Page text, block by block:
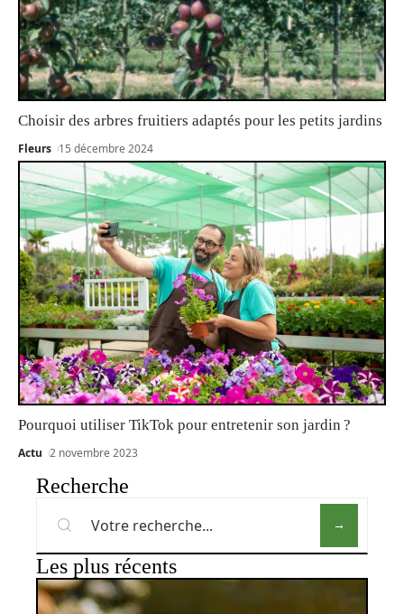
Choisir des arbres fruitiers adaptés pour les petits jardins
Fleurs 15 décembre 2024
Pourquoi utiliser TikTok pour entretenir son jardin ?
Actu 2 novembre 2023
Recherche
Les plus récents